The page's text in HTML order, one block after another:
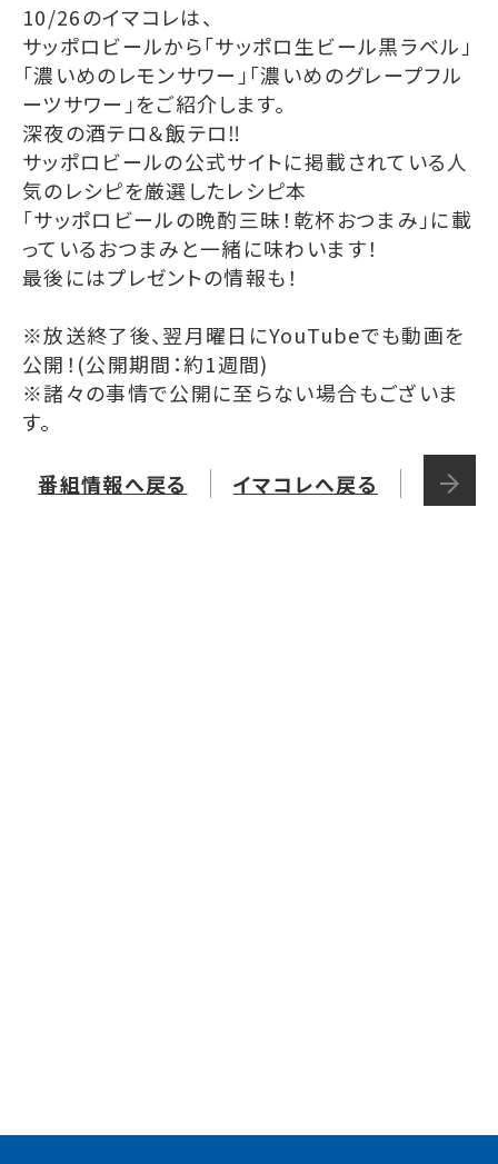
10/26のイマコレは、
サッポロビールから「サッポロ生ビール黒ラベル」
「濃いめのレモンサワー」「濃いめのグレープフル
ーツサワー」をご紹介します。
深夜の酒テロ＆飯テロ‼
サッポロビールの公式サイトに掲載されている人
気のレシピを厳選したレシピ本
「サッポロビールの晩酌三昧！乾杯おつまみ」に載
っているおつまみと一緒に味わいます！
最後にはプレゼントの情報も！
※放送終了後、翌月曜日にYouTubeでも動画を
公開！(公開期間：約1週間)
※諸々の事情で公開に至らない場合もございま
す。
イマコレへ戻る
番組情報へ戻る